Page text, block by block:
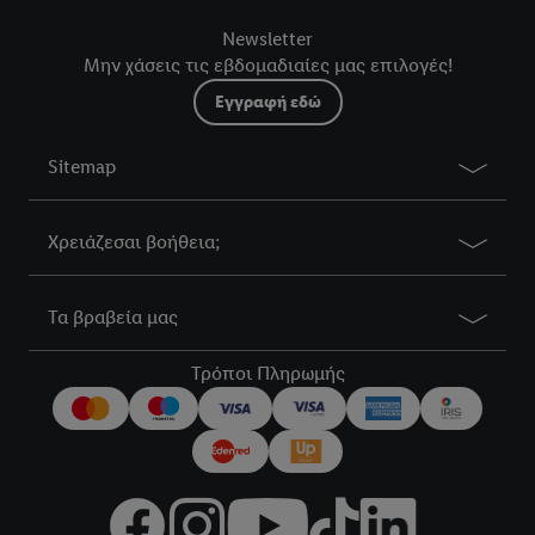
Newsletter
Μην χάσεις τις εβδομαδιαίες μας επιλογές!
Εγγραφή εδώ
Sitemap
Χρειάζεσαι βοήθεια;
Τα βραβεία μας
Τρόποι Πληρωμής